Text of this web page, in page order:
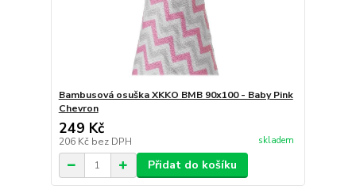
Bambusová osuška XKKO BMB 90x100 - Baby Pink
Chevron
249 Kč
206 Kč bez DPH skladem
Přidat do košíku